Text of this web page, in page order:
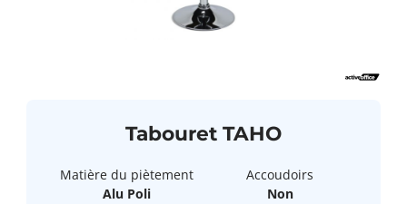
Tabouret TAHO
Matière du piètement
Alu Poli
Accoudoirs
Non